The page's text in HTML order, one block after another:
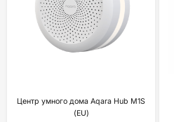
Центр умного дома Aqara Hub M1S
(EU)